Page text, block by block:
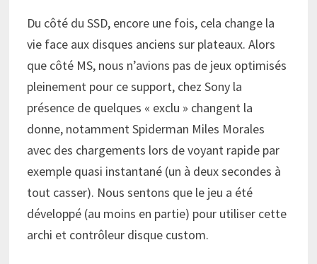
Du côté du SSD, encore une fois, cela change la
vie face aux disques anciens sur plateaux. Alors
que côté MS, nous n’avions pas de jeux optimisés
pleinement pour ce support, chez Sony la
présence de quelques « exclu » changent la
donne, notamment Spiderman Miles Morales
avec des chargements lors de voyant rapide par
exemple quasi instantané (un à deux secondes à
tout casser). Nous sentons que le jeu a été
développé (au moins en partie) pour utiliser cette
archi et contrôleur disque custom.